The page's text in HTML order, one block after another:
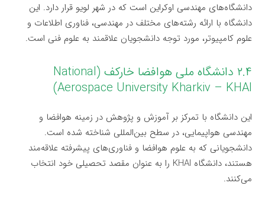
دانشگاه‌های مهندسی اوکراین است که در شهر لویو قرار دارد. این
دانشگاه با ارائه رشته‌های مختلف در مهندسی، فناوری اطلاعات و
علوم کامپیوتر، مورد توجه دانشجویان علاقمند به علوم فنی است.
۲.۴ دانشگاه ملی هوافضا خارکف (National
Aerospace University Kharkiv – KHAI)
این دانشگاه با تمرکز بر آموزش و پژوهش در زمینه هوافضا و
مهندسی هواپیمایی، در سطح بین‌المللی شناخته شده است.
دانشجویانی که به علوم هوافضا و فناوری‌های پیشرفته علاقه‌مند
هستند، دانشگاه KHAI را به عنوان مقصد تحصیلی خود انتخاب
می‌کنند.